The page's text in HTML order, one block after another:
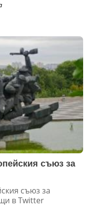
съюз за
съюз за
в Twitter